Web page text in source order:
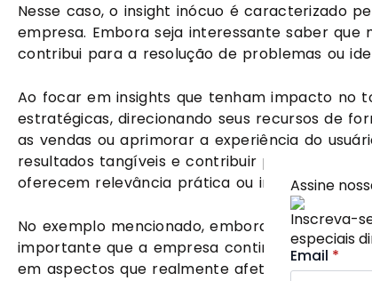
Nesse caso, o insight inócuo é caracterizado
empresa. Embora seja interessante saber
contribui para a resolução de problemas ou
Ao focar em insights que tenham impacto no
estratégicas, direcionando seus recursos de
as vendas ou aprimorar a experiência do
resultados tangíveis e contribuir para o
oferecem relevância prática ou impacto no
No exemplo mencionado, embora a
importante que a empresa continue sua
em aspectos que realmente afetam a
Assine
Inscreva-
especiais
Email *